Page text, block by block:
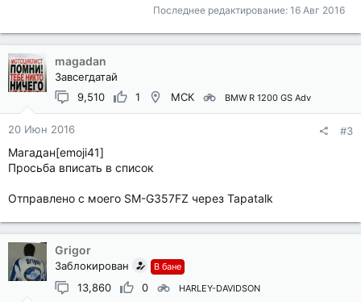
Последнее редактирование: 16 Авг 2016
magadan
Завсегдатай
9,510
1 МСК BMW R 1200 GS Adv
20 Июн 2016 #3
Магадан[emoji41]
Просьба вписать в список
Отправлено с моего SM-G357FZ через Tapatalk
Grigor
Заблокирован В бане
13,860 0 HARLEY-DAVIDSON